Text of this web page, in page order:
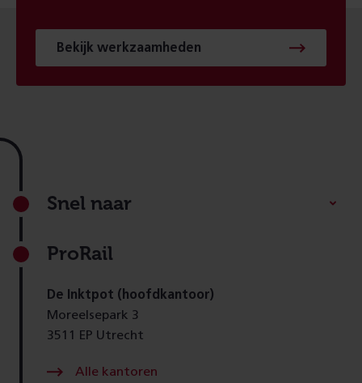
Bekijk werkzaamheden
Footer
Snel naar
ProRail
De Inktpot (hoofdkantoor)
Moreelsepark 3
3511 EP Utrecht
Alle kantoren